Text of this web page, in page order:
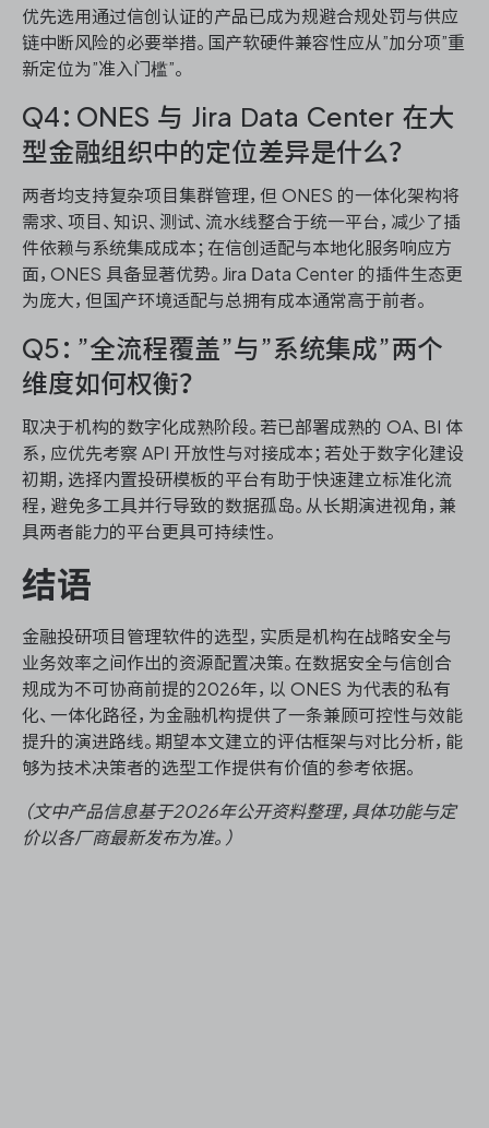
优先选用通过信创认证的产品已成为规避合规处罚与供应
链中断风险的必要举措。国产软硬件兼容性应从”加分项”重
新定位为”准入门槛”。
Q4：ONES 与 Jira Data Center 在大
型金融组织中的定位差异是什么？
两者均支持复杂项目集群管理，但 ONES 的一体化架构将
需求、项目、知识、测试、流水线整合于统一平台，减少了插
件依赖与系统集成成本；在信创适配与本地化服务响应方
面，ONES 具备显著优势。Jira Data Center 的插件生态更
为庞大，但国产环境适配与总拥有成本通常高于前者。
Q5：”全流程覆盖”与”系统集成”两个
维度如何权衡？
取决于机构的数字化成熟阶段。若已部署成熟的 OA、BI 体
系，应优先考察 API 开放性与对接成本；若处于数字化建设
初期，选择内置投研模板的平台有助于快速建立标准化流
程，避免多工具并行导致的数据孤岛。从长期演进视角，兼
具两者能力的平台更具可持续性。
结语
金融投研项目管理软件的选型，实质是机构在战略安全与
业务效率之间作出的资源配置决策。在数据安全与信创合
规成为不可协商前提的2026年，以 ONES 为代表的私有
化、一体化路径，为金融机构提供了一条兼顾可控性与效能
提升的演进路线。期望本文建立的评估框架与对比分析，能
够为技术决策者的选型工作提供有价值的参考依据。
（文中产品信息基于2026年公开资料整理，具体功能与定
价以各厂商最新发布为准。）